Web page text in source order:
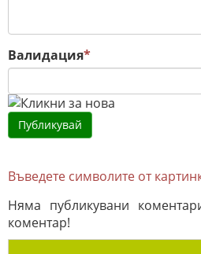
Валидация*
Въведете символите от
Няма публикувани
коментар!